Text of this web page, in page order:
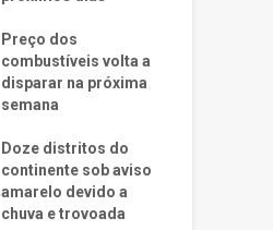
Preço dos
combustíveis volta a
disparar na próxima
semana
Doze distritos do
continente sob aviso
amarelo devido a
chuva e trovoada